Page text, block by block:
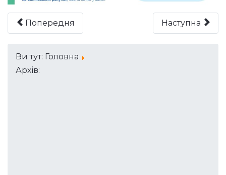
Попередня Наступна
Ви тут: Головна
Архів: